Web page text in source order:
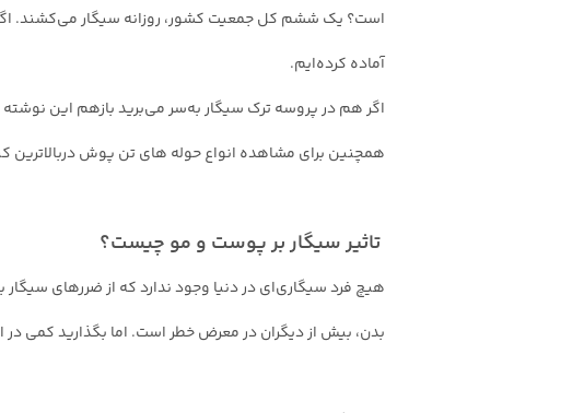
آماده کرده‌ایم.
اگر هم در پروسه ترک سیگار به‌سر می‌برید بازهم این نوشته
همچنین برای مشاهده انواع حوله های تن پوش
تاثیر سیگار بر پوست و مو چیست؟
هیچ فرد سیگاری‌ای در دنیا وجود ندارد که از ضررهای
بدن، بیش از دیگران در معرض خطر است. اما بگذارید کمی در